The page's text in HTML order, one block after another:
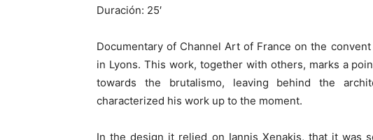
Duración: 25′
Documentary of Channel Art of France on the
in Lyons. This work, together with others, marks a
towards the brutalismo, leaving behind the
characterized his work up to the moment.
In the design it relied on Iannis Xenakis, that it was